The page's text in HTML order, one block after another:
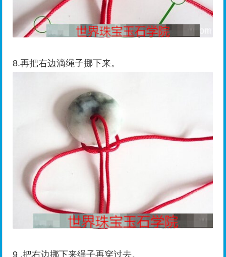
8.再把右边滴绳子挪下来。
9 .把右边挪下来绳子再穿过去。